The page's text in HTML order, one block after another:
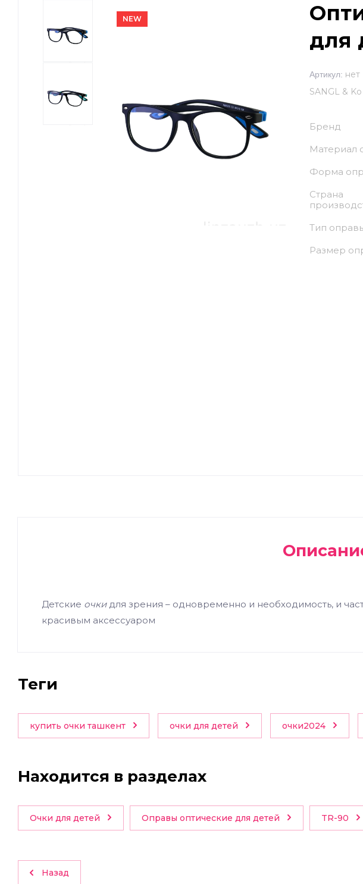
NEW
для
Артикул: нет
SANGL & Ko
Бренд
Материал
Форма
Страна
Тип
Размер
Детские очкидля зрения – одновременно и необходимость, и
красивым аксессуаром
теги
купить очки ташкент очки для детей очки2024
Находится в разделах
Очки для детей Оправы оптические для детей TR-90
Назад